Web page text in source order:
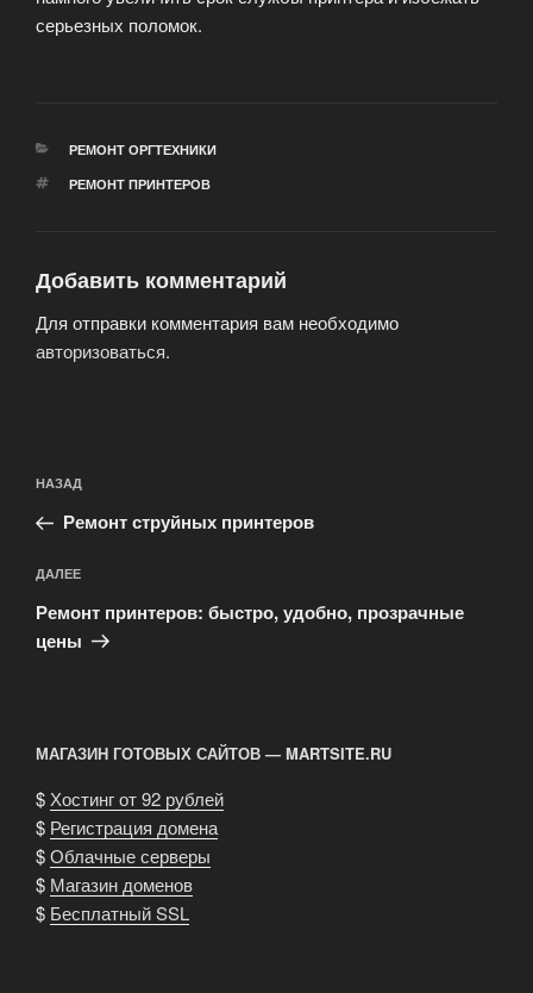
серьезных поломок.
РУБРИКИ
РЕМОНТ ОРГТЕХНИКИ
МЕТКИ
РЕМОНТ ПРИНТЕРОВ
Добавить комментарий
Для отправки комментария вам необходимо
авторизоваться.
по
записям
Предыдущая
запись:
НАЗАД
Ремонт струйных принтеров
Следующая
запись
ДАЛЕЕ
Ремонт принтеров: быстро, удобно, прозрачные
цены
МАГАЗИН ГОТОВЫХ САЙТОВ — MARTSITE.RU
$Хостинг от 92 рублей
$ Регистрация домена
$Облачные серверы
$ Магазин доменов
$ Бесплатный SSL